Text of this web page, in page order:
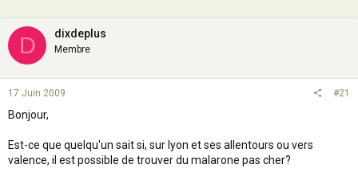
D dixdeplus
Membre
17 Juin 2009 #21
Bonjour,
Est-ce que quelqu'un sait si, sur lyon et ses allentours ou vers
valence, il est possible de trouver du malarone pas cher?